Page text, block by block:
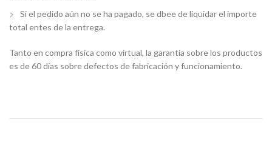
Si el pedido aún no se ha pagado, se dbee de liquidar el importe
total entes de la entrega.
Tanto en compra física como virtual, la garantía sobre los productos
es de 60 días sobre defectos de fabricación y funcionamiento.